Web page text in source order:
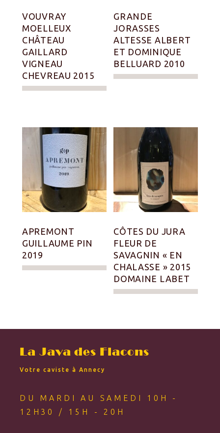
VOUVRAY
MOELLEUX
CHÂTEAU
GAILLARD
VIGNEAU
CHEVREAU 2015
GRANDE
JORASSES
ALTESSE ALBERT
ET DOMINIQUE
BELLUARD 2010
APREMONT
GUILLAUME PIN
2019
CÔTES DU JURA
FLEUR DE
SAVAGNIN « EN
CHALASSE » 2015
DOMAINE LABET
La Java des Flacons
Votre caviste à Annecy
DU MARDI AU SAMEDI 10H -
12H30 / 15H - 20H